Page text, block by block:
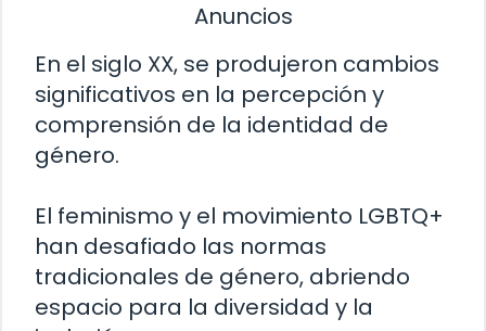
Anuncios
En el siglo XX, se produjeron cambios
significativos en la percepción y
comprensión de la identidad de
género.
El feminismo y el movimiento LGBTQ+
han desafiado las normas
tradicionales de género, abriendo
espacio para la diversidad y la